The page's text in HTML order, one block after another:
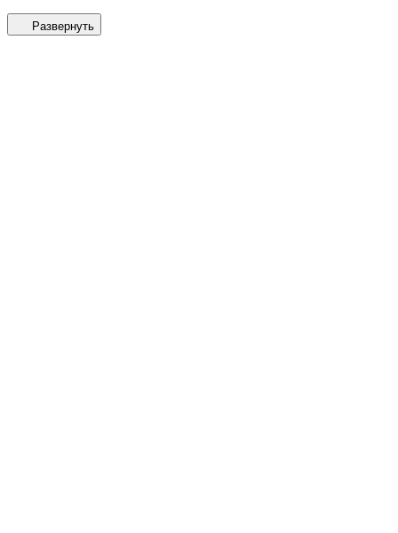
Развернуть